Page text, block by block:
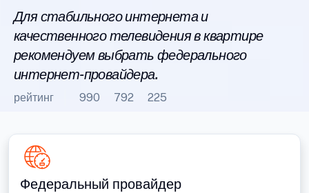
Для стабильного интернета и
качественного телевидения в квартире
рекомендуем выбрать федерального
интернет-провайдера.
рейтинг 990 792 225
Федеральный провайдер